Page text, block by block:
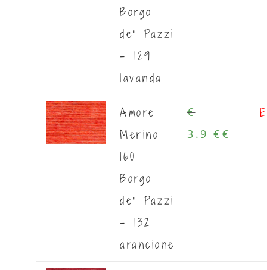
Borgo
de' Pazzi
- 129
lavanda
Amore
Merino
160
Borgo
de' Pazzi
- 132
arancione
€
3.9 € €